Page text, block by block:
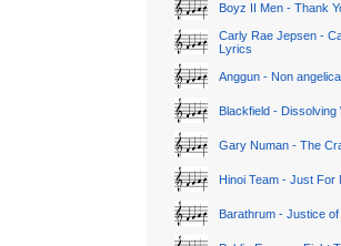
Boyz II Men - Thank
Carly Rae Jepsen -
Lyrics
Anggun - Non
Blackfield - Dissolving
Gary Numan - The
Hinoi Team - Just For
Barathrum - Justice of